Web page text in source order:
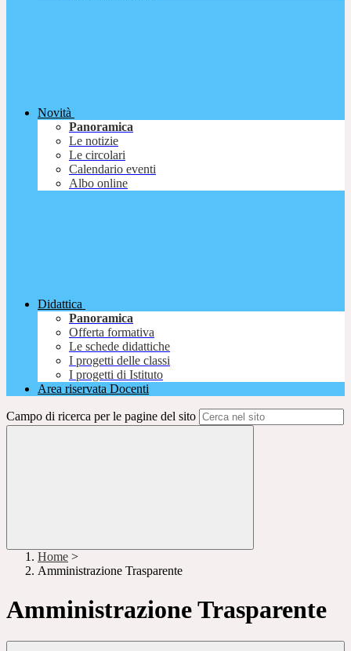
Novità
Panoramica
Le notizie
Le circolari
Calendario eventi
Albo online
Didattica
Panoramica
Offerta formativa
Le schede didattiche
I progetti delle classi
I progetti di Istituto
Area riservata Docenti
Campo di ricerca per le pagine del sito
Home >
Amministrazione Trasparente
Amministrazione Trasparente